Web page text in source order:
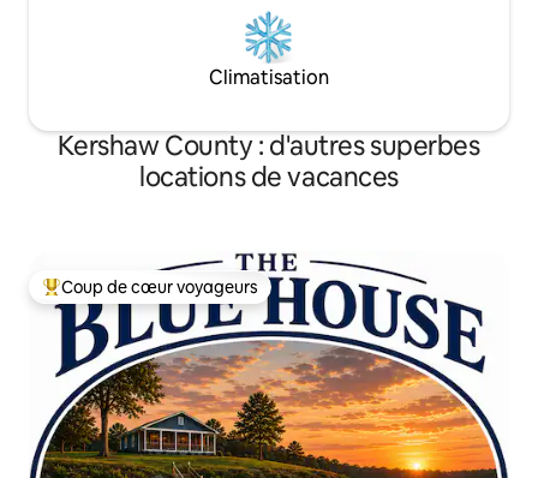
Climatisation
Kershaw County : d'autres superbes
locations de vacances
Coups de cœur voyageurs les plus appréciés
Coup de cœur voyageurs